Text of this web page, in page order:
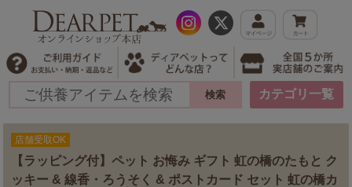
カテゴリ一覧
店舗受取OK
【ラッピング付】ペット お悔み ギフト 虹の橋のたもと ク
ッキー & 線香・ろうそく & ポストカード セット 虹の橋カ